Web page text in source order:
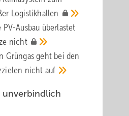
Logistik­hallen
PV-Ausbau über­lastet
nicht
Grüngas geht bei den
nicht auf
unverbindlich